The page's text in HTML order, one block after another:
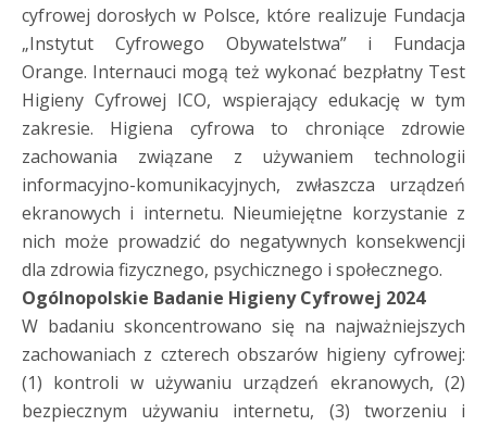
cyfrowej dorosłych w Polsce, które realizuje Fundacja
„Instytut Cyfrowego Obywatelstwa” i Fundacja
Orange. Internauci mogą też wykonać bezpłatny Test
Higieny Cyfrowej ICO, wspierający edukację w tym
zakresie. Higiena cyfrowa to chroniące zdrowie
zachowania związane z używaniem technologii
informacyjno-komunikacyjnych, zwłaszcza urządzeń
ekranowych i internetu. Nieumiejętne korzystanie z
nich może prowadzić do negatywnych konsekwencji
dla zdrowia fizycznego, psychicznego i społecznego.
Ogólnopolskie Badanie Higieny Cyfrowej 2024
W badaniu skoncentrowano się na najważniejszych
zachowaniach z czterech obszarów higieny cyfrowej:
(1) kontroli w używaniu urządzeń ekranowych, (2)
bezpiecznym używaniu internetu, (3) tworzeniu i